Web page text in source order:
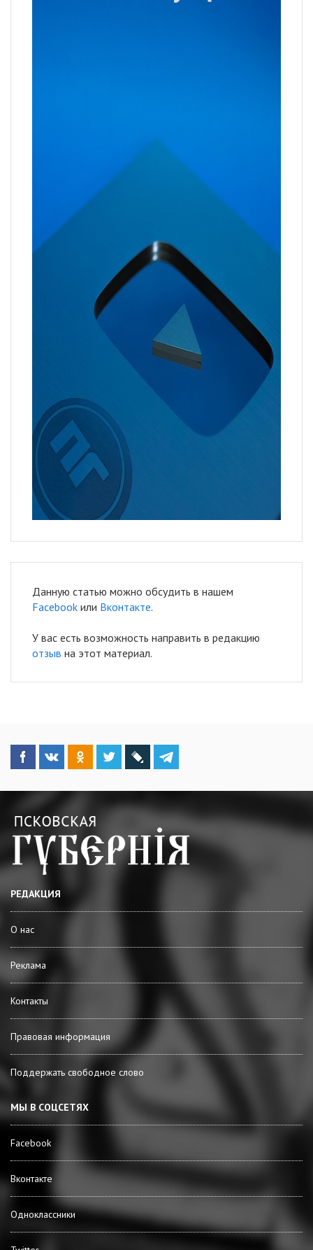
Данную статью можно обсудить в нашем
Facebook или Вконтакте.
У вас есть возможность направить в редакцию
отзыв на этот материал.
РЕДАКЦИЯ
О нас
Реклама
Контакты
Правовая информация
Поддержать свободное слово
МЫ В СОЦСЕТЯХ
Facebook
Вконтакте
Одноклассники